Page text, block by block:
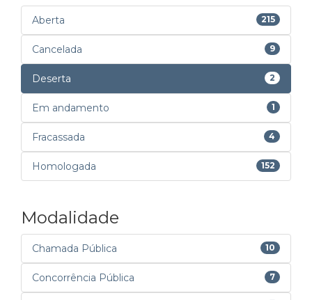
Aberta 215
Cancelada 9
Deserta 2
Em andamento 1
Fracassada 4
Homologada 152
Modalidade
Chamada Pública 10
Concorrência Pública 7